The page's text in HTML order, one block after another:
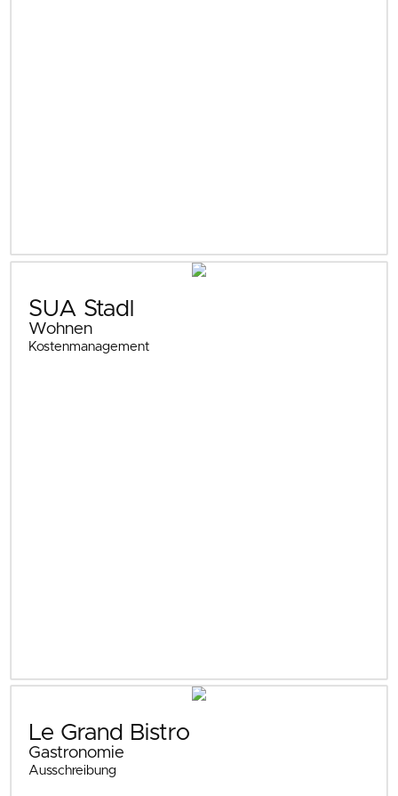
SUA Stadl
Wohnen
Kostenmanagement
Le Grand Bistro
Gastronomie
Ausschreibung